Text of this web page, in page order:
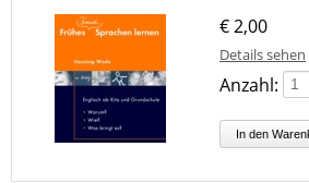
€2,00
Details sehen
Anzahl: